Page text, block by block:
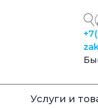
+7
Услуги и